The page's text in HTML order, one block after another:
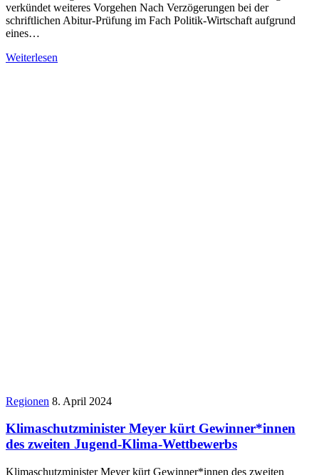
verkündet weiteres Vorgehen Nach Verzögerungen bei der
schriftlichen Abitur-Prüfung im Fach Politik-Wirtschaft aufgrund
eines…
Weiterlesen
Regionen 8. April 2024
Klimaschutzminister Meyer kürt Gewinner*innen
des zweiten Jugend-Klima-Wettbewerbs
Klimaschutzminister Meyer kürt Gewinner*innen des zweiten